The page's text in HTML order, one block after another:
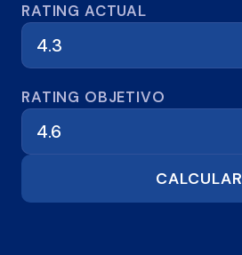
RATING ACTUAL
RATING OBJETIVO
CALCULAR